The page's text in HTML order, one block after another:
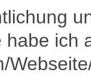
ich